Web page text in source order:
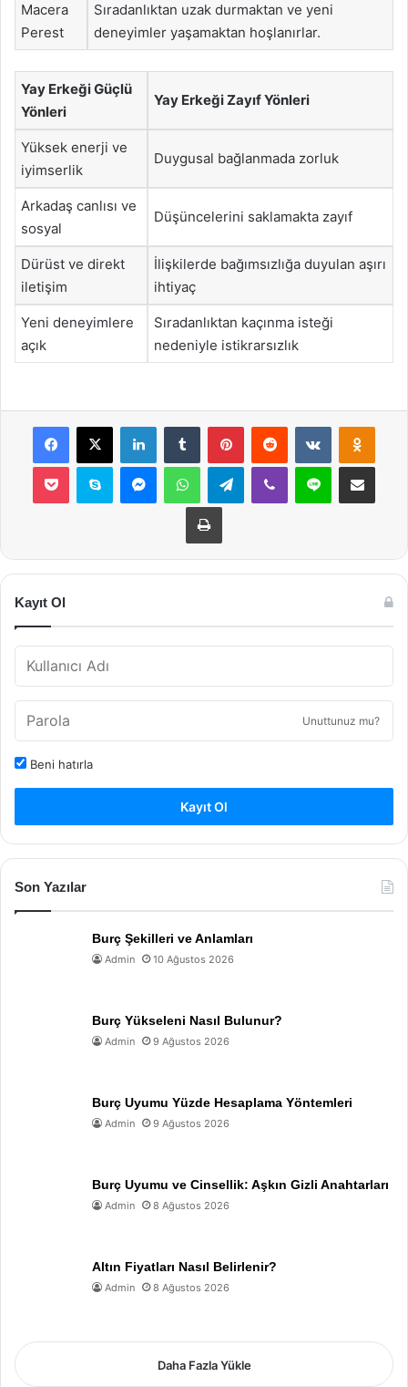
Macera
Perest
Sıradanlıktan uzak durmaktan ve yeni
deneyimler yaşamaktan hoşlanırlar.
Yay Erkeği Güçlü
Yönleri
Yay Erkeği Zayıf Yönleri
Yüksek enerji ve
iyimserlik
Duygusal bağlanmada zorluk
Arkadaş canlısı ve
sosyal
Düşüncelerini saklamakta zayıf
Dürüst ve direkt
iletişim
İlişkilerde bağımsızlığa duyulan aşırı
ihtiyaç
Yeni deneyimlere
açık
Sıradanlıktan kaçınma isteği
nedeniyle istikrarsızlık
Facebook
X LinkedInTumblr PinterestReddit VKontakte
Pocket Skype MessengerWhatsAppTelegramViber Line E-Posta ile
Yazdır
Kayıt Ol
Unuttunuz mu?
Beni hatırla
Kayıt Ol
Son Yazılar
Burç Şekilleri ve Anlamları
Admin 10 Ağustos 2026
Burç Yükseleni Nasıl Bulunur?
Admin 9 Ağustos 2026
Burç Uyumu Yüzde Hesaplama Yöntemleri
Admin 9 Ağustos 2026
Burç Uyumu ve Cinsellik: Aşkın Gizli Anahtarları
Admin 8 Ağustos 2026
Altın Fiyatları Nasıl Belirlenir?
Admin 8 Ağustos 2026
Daha Fazla Yükle